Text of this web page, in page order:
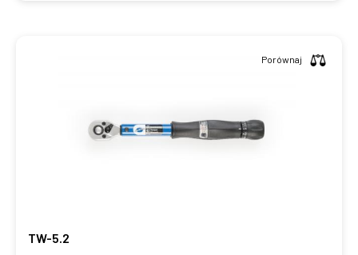
TW-5.2
Porównaj